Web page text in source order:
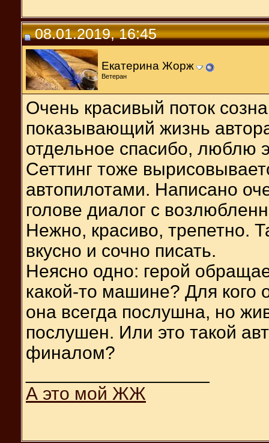
08.01.2019, 16:45
Екатерина Жорж
Ветеран
Очень красивый поток
показывающий жизнь
отдельное спасибо, люблю
Сеттинг тоже
автопилотами. Написано
голове диалог с
Нежно, красиво, трепетно.
вкусно и сочно писать.
Неясно одно: герой
какой-то машине? Для кого
она всегда послушна, но
послушен. Или это такой
финалом?
А это мой ЖЖ